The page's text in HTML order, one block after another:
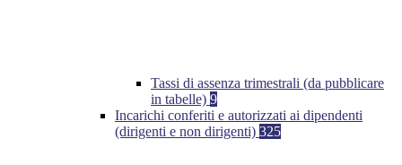
Tassi di assenza trimestrali (da pubblicare
in tabelle) 9
Incarichi conferiti e autorizzati ai dipendenti
(dirigenti e non dirigenti) 325